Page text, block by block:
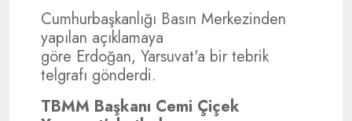
Cumhurbaşkanlığı Basın Merkezinden
yapılan açıklamaya
göre Erdoğan, Yarsuvat'a bir tebrik
telgrafı gönderdi.
TBMM Başkanı Cemi Çiçek